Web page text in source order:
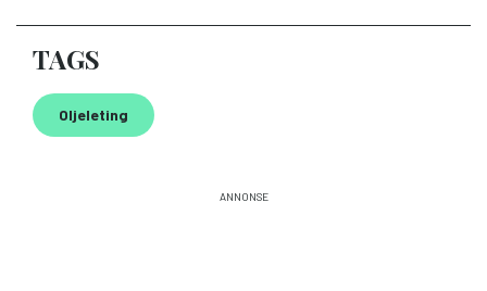
TAGS
Oljeleting